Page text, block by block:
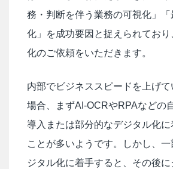
務・判断を伴う業務の可視化」
化」を成功要因と捉えられてお
化のご依頼をいただきます。
内部でビジネススピードを上げて
場合、まずAI-OCRやRPAなどの
導入または部分的なデジタル化に
ことが多いようです。しかし、
ジタル化に着手すると、その後